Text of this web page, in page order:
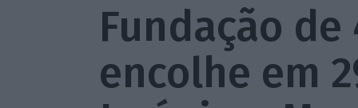
Fundação
encolhe em